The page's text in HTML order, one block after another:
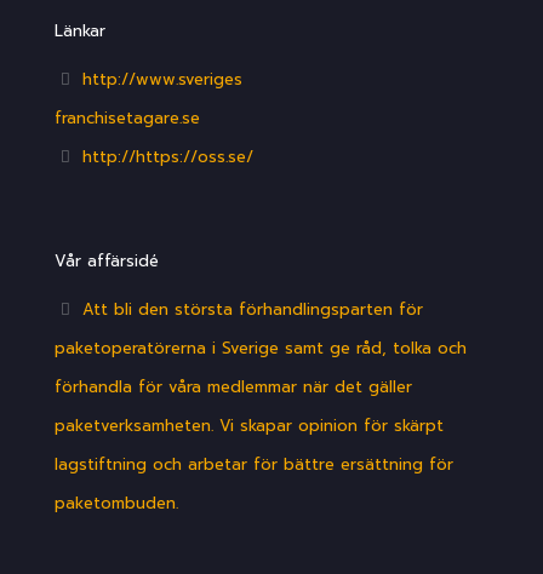
Länkar
http://www.sveriges
franchisetagare.se
http://https://oss.se/
Vår affärsidé
Att bli den största förhandlingsparten för
paketoperatörerna i Sverige samt ge råd, tolka och
förhandla för våra medlemmar när det gäller
paketverksamheten. Vi skapar opinion för skärpt
lagstiftning och arbetar för bättre ersättning för
paketombuden.